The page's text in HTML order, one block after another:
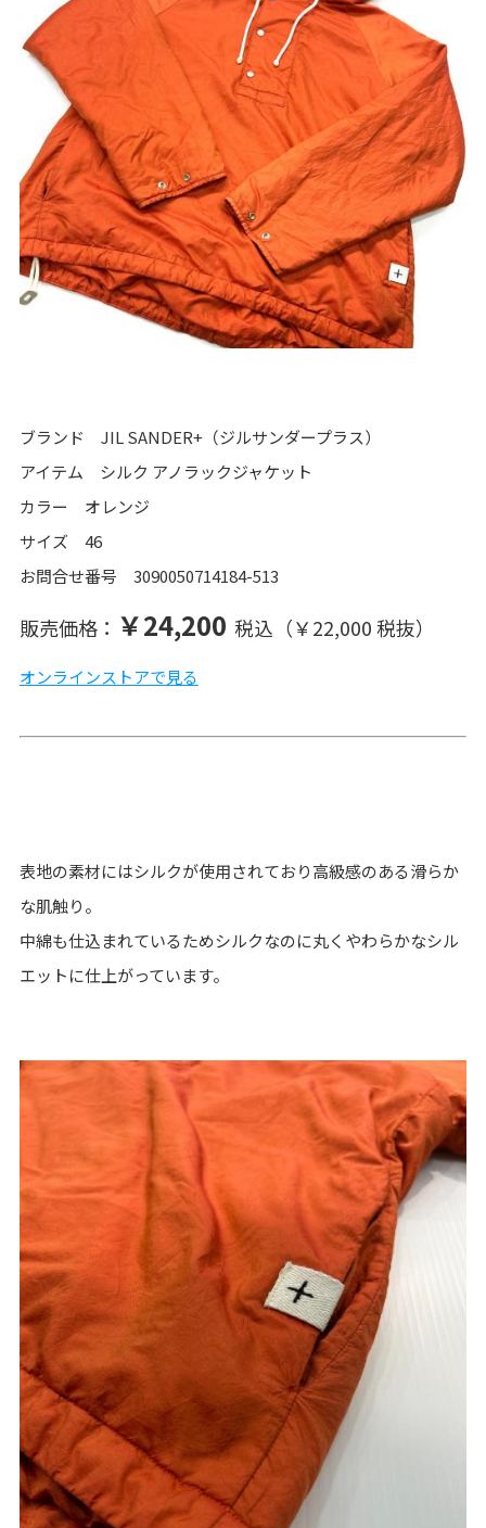
ブランド JIL SANDER+（ジルサンダープラス）
アイテム シルク アノラックジャケット
カラー オレンジ
サイズ 46
お問合せ番号 3090050714184-513
販売価格： ￥24,200 税込（￥22,000 税抜）
オンラインストアで見る
表地の素材にはシルクが使用されており高級感のある滑らか
な肌触り。
中綿も仕込まれているためシルクなのに丸くやわらかなシル
エットに仕上がっています。